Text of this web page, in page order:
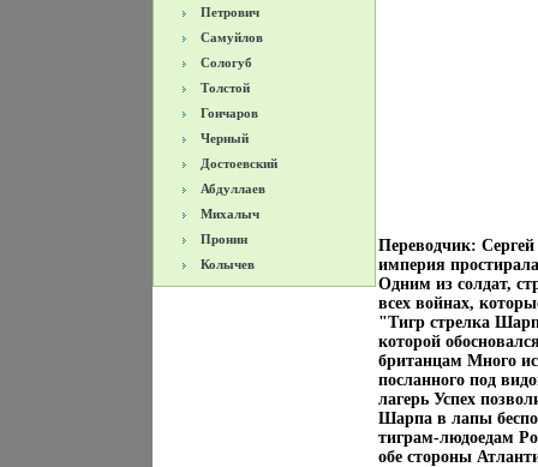
Петрович
Самуйлов
Сологуб
Толстой
Гончаров
Черный
Достоевский
Абдуллаев
Михалыч
Пронин
Колычев
Переводчик:
империя
Одним из солдат,
всех войнах,
"Тигр стрелка
которой
британцам Много
посланного под
лагерь Успех
Шарпа в лапы
тиграм-людоедам
обе стороны